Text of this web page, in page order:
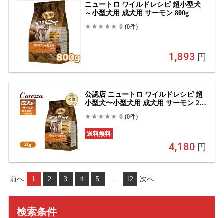
ニュートロ ワイルドレシピ 超小型犬
～小型犬用 成犬用 サーモン 800g
1,893 円
0 (0件)
公認店 ニュートロ ワイルドレシピ 超
小型犬〜小型犬用 成犬用 サーモン 2kg
RECIPE)】[ドッグフード]
送料無料
4,180 円
0 (0件)
前へ 1 2 3 4 5 ... 12 次へ
検索条件